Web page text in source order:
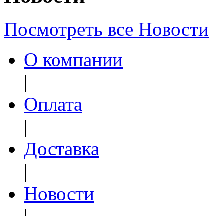
Посмотреть все Новости
О компании
|
Оплата
|
Доставка
|
Новости